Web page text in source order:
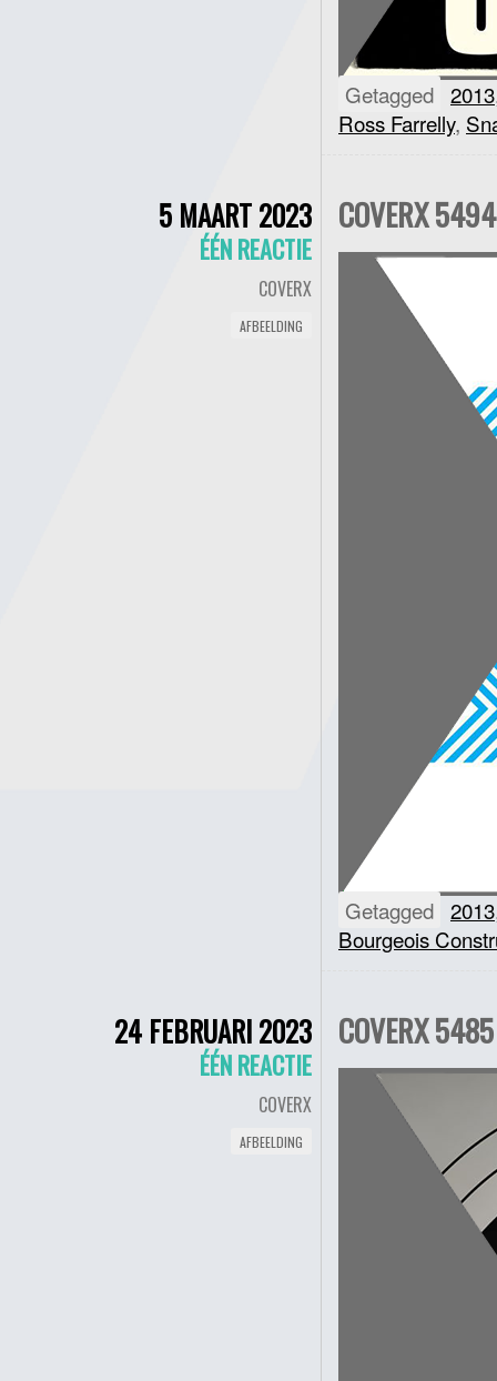
Getagged 2013
Ross Farrelly,
5 MAART 2023
ÉÉN REACTIE
COVERX
AFBEELDING
COVERX
Getagged 2013
Bourgeois
24 FEBRUARI 2023
ÉÉN REACTIE
COVERX
AFBEELDING
COVERX